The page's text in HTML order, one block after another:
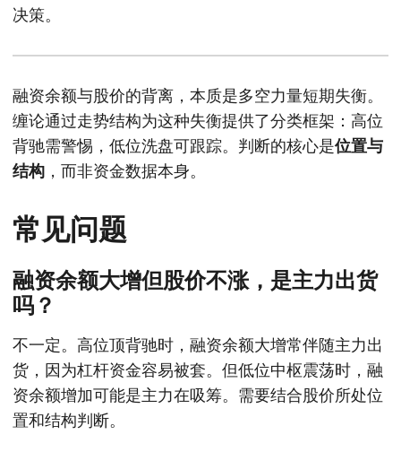
决策。
融资余额与股价的背离，本质是多空力量短期失衡。
缠论通过走势结构为这种失衡提供了分类框架：高位
背驰需警惕，低位洗盘可跟踪。判断的核心是位置与
结构 ，而非资金数据本身。
常见问题
融资余额大增但股价不涨，是主力出货
吗？
不一定。高位顶背驰时，融资余额大增常伴随主力出
货，因为杠杆资金容易被套。但低位中枢震荡时，融
资余额增加可能是主力在吸筹。需要结合股价所处位
置和结构判断。